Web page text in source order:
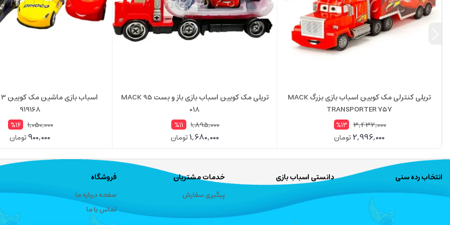
تریلی کنترلی مک کویین اسباب بازی بزرگ MACK
TRANSPORTER 757
3,432,000
%13
2,996,000تومان
تریلی مک کویین اسباب بازی باز و بست MACK 95
018
1,895,000
%11
1,680,000تومان
919168
1,050,000
%14
900,000تومان
انتخاب رده سنی دانستی اسباب بازی خدمات مشتریان
پیگیری سفارش
فروشگاه
صفحه درباره ما
تماس با ما